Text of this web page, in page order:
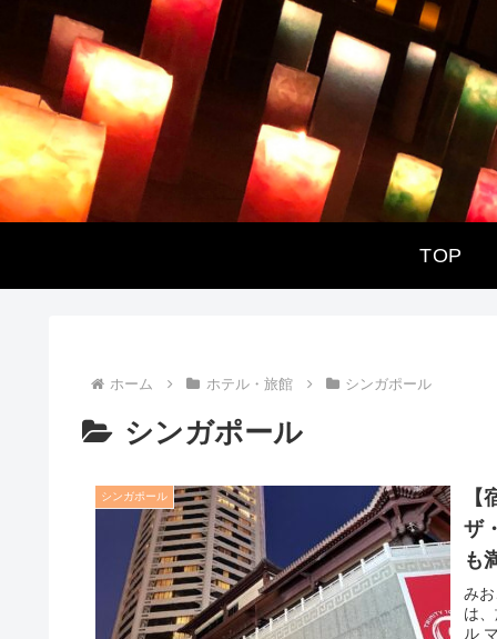
TOP
ホーム ホテル・旅館 シンガポール
シンガポール
シンガポール
ザ
も
み
は
ル